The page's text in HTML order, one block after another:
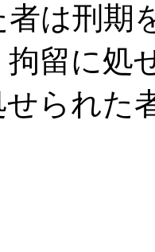
は刑期
拘留に処
られた